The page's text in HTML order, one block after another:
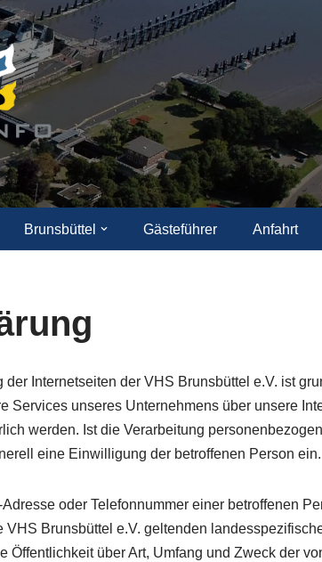
Brunsbüttel Gästeführer Anfahrt
Internetseiten der VHS Brunsbüttel e.V. ist
unseres Unternehmens über unsere
werden. Ist die Verarbeitung
eine Einwilligung der betroffenen Person ein.
oder Telefonnummer einer betroffenen
Brunsbüttel e.V. geltenden
über Art, Umfang und Zweck der